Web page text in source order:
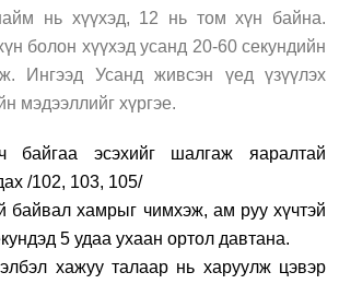
нь хүүхэд, 12 нь том хүн байна.
болон хүүхэд усанд 20-60 секундийн
Ингээд Усанд живсэн үед үзүүлэх
мэдээллийг хүргэе.
байгаа эсэхийг шалгаж яаралтай
/102, 103, 105/
байвал хамрыг чимхэж, ам руу хүчтэй
5 удаа ухаан ортол давтана.
хажуу талаар нь харуулж цэвэр